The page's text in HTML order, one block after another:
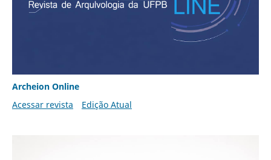
Archeion Online
Acessar revista
Edição Atual